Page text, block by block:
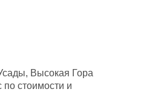
Высокая Гора
стоимости и